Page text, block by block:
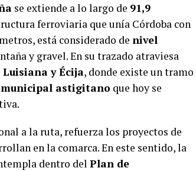
se extiende a lo largo de 91,9
ferroviaria que unía Córdoba con
está considerado de nivel
y gravel. En su trazado atraviesa
y Écija, donde existe un tramo
astigitano que hoy se
a la ruta, refuerza los proyectos de
en la comarca. En este sentido, la
dentro del Plan de